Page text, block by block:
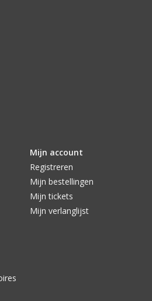
Mijn account
Registreren
Mijn bestellingen
Mijn tickets
Mijn verlanglijst